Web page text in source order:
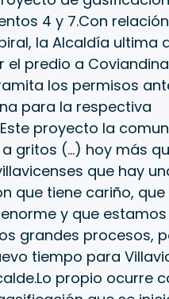
4 y 7.Con
la Alcaldía ultima
el predio a
los permisos
para la respectiva
proyecto la
a gritos (…) hoy más
que hay
que tiene cariño, que
y que estamos
grandes procesos,
tiempo para
propio ocurre